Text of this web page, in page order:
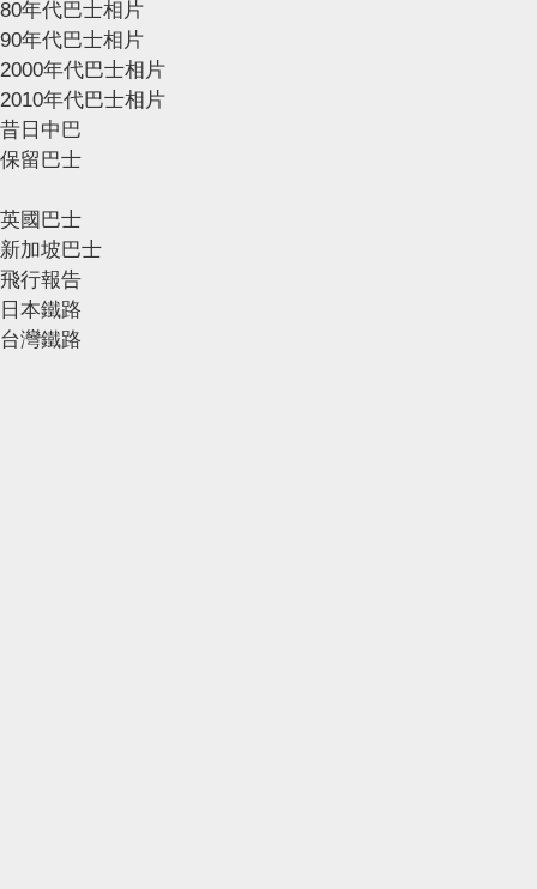
80年代巴士相片
90年代巴士相片
2000年代巴士相片
2010年代巴士相片
昔日中巴
保留巴士
英國巴士
新加坡巴士
飛行報告
日本鐵路
台灣鐵路